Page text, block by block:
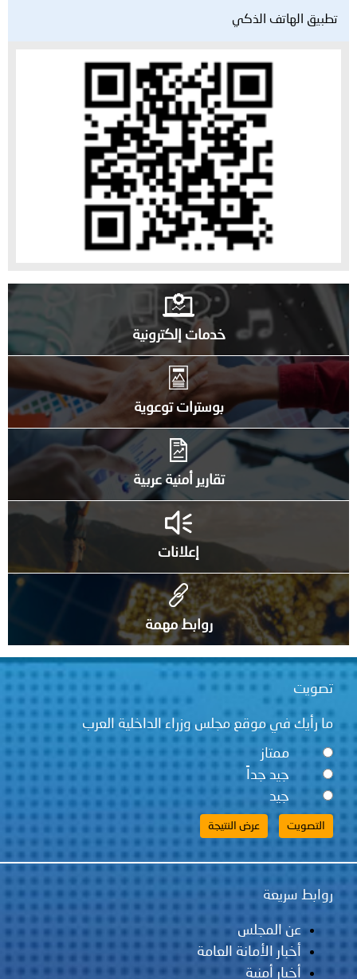
تطبيق الهاتف الذكي
خدمات إلكترونية
بوسترات توعوية
تقارير أمنية عربية
إعلانات
روابط مهمة
تصويت
ما رأيك في موقع مجلس وزراء الداخلية العرب
ممتاز
جيد جداً
جيد
روابط سريعة
عن المجلس
أخبار الأمانة العامة
أخبار أمنية